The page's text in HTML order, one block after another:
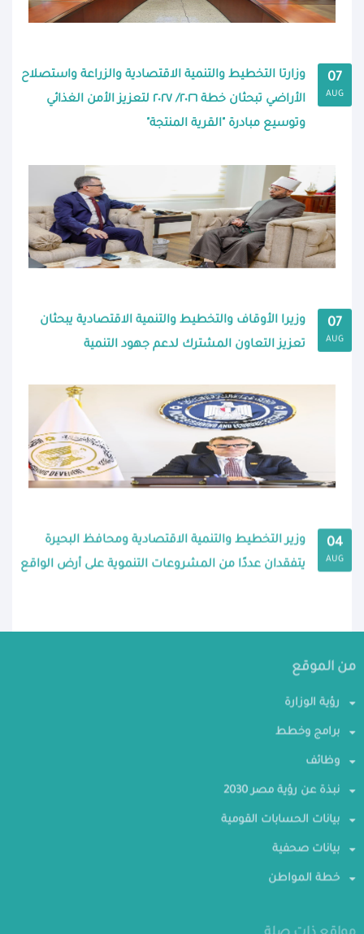
07
AUG
وزارتا التخطيط والتنمية الاقتصادية والزراعة واستصلاح
الأراضي تبحثان خطة ٢٠٢٦/ ٢٠٢٧ لتعزيز الأمن الغذائي
وتوسيع مبادرة "القرية المنتجة"
07
AUG
وزيرا الأوقاف والتخطيط والتنمية الاقتصادية يبحثان
تعزيز التعاون المشترك لدعم جهود التنمية
04
AUG
وزير التخطيط والتنمية الاقتصادية ومحافظ البحيرة
يتفقدان عددًا من المشروعات التنموية على أرض الواقع
من الموقع
رؤية الوزارة
برامج وخطط
وظائف
نبذة عن رؤية مصر 2030
بيانات الحسابات القومية
بيانات صحفية
خطة المواطن